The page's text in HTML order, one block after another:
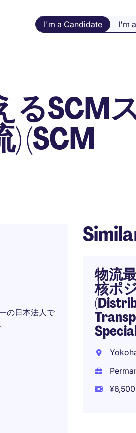
I'm a Candidate I'm
るSCM
(SCM
の日本法人で
物流
核ポ